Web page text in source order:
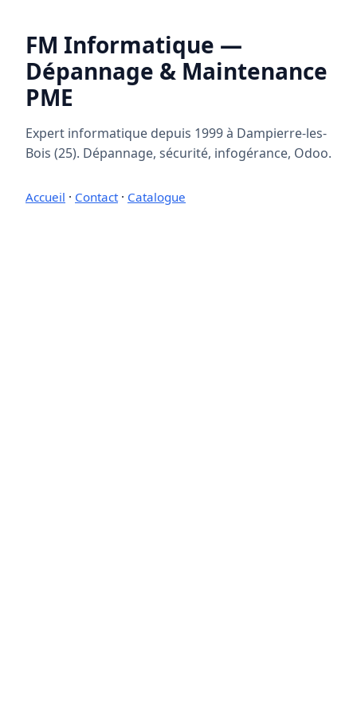
FM Informatique —
Dépannage & Maintenance
PME
Expert informatique depuis 1999 à Dampierre-les-
Bois (25). Dépannage, sécurité, infogérance, Odoo.
Accueil · Contact· Catalogue